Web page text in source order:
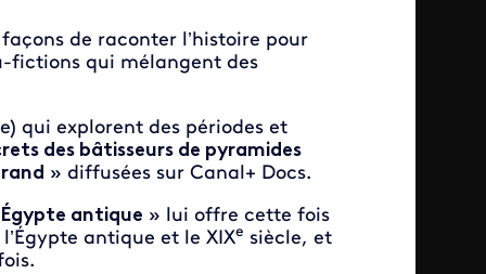
de raconter l’histoire pour
fictions qui mélangent des
qui explorent des périodes et
des bâtisseurs de pyramides
» diffusées sur Canal+ Docs.
antique » lui offre cette fois
antique et le XIXe siècle, et